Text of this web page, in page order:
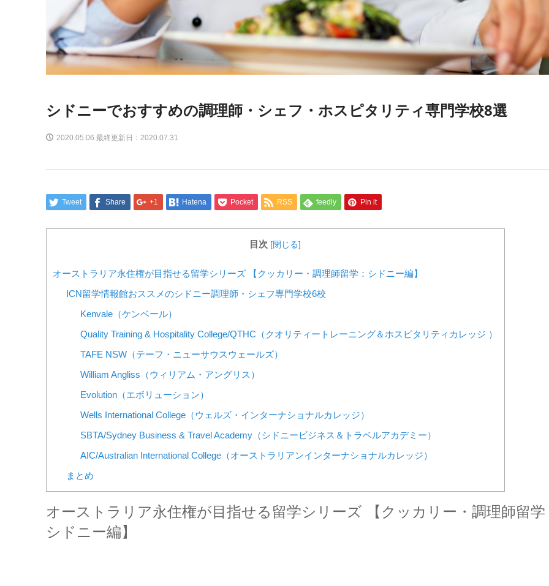
シドニーでおすすめの調理師・シェフ・ホスピタリティ専門学校8選
2020.05.06 最終更新日：2020.07.31
Tweet Share +1 Hatena Pocket RSS feedly Pin it
目次 [閉じる]
オーストラリア永住権が目指せる留学シリーズ 【クッカリー・調理師留学：シドニー編】
ICN留学情報館おススメのシドニー調理師・シェフ専門学校6校
Kenvale（ケンベール）
Quality Training & Hospitality College/QTHC（クオリティートレーニング＆ホスピタリティカレッジ ）
TAFE NSW（テーフ・ニューサウスウェールズ）
William Angliss（ウィリアム・アングリス）
Evolution（エボリューション）
Wells International College（ウェルズ・インターナショナルカレッジ）
SBTA/Sydney Business & Travel Academy（シドニービジネス＆トラベルアカデミー）
AIC/Australian International College（オーストラリアンインターナショナルカレッジ）
まとめ
オーストラリア永住権が目指せる留学シリーズ 【クッカリー・ 調理師留学
シドニー編】